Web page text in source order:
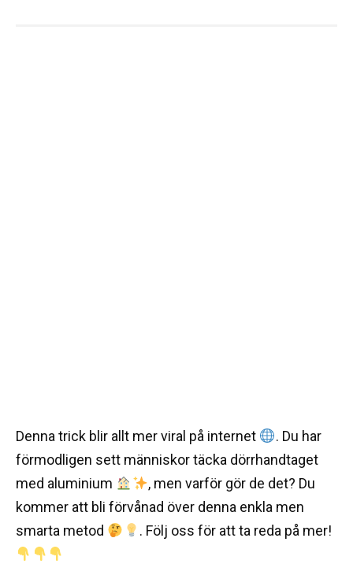
Denna trick blir allt mer viral på internet
. Du har
förmodligen sett människor täcka dörrhandtaget
med aluminium
, men varför gör de det? Du
kommer att bli förvånad över denna enkla men
smarta metod
. Följ oss för att ta reda på mer!